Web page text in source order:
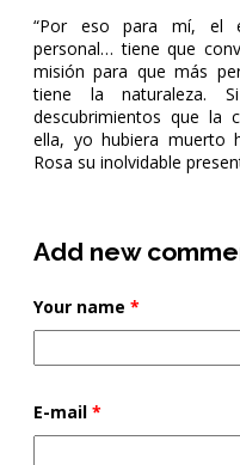
“Por eso para mí, el
personal… tiene que
misión para que más
tiene la
descubrimientos que la
ella, yo hubiera muerto
Rosa su inolvidable
Add new
Your name *
E-mail *